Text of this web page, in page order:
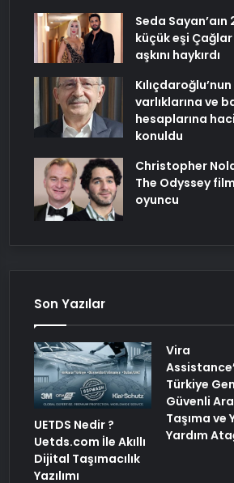
Seda Sayan’aın
küçük eşi
aşkını haykırdı
varlıklarına ve
hesaplarına
konuldu
Christopher
The Odyssey
oyuncu
Son Yazılar
UETDS Nedir ?
Uetds.com İle Akıllı
Dijital Taşımacılık
Yazılımı
Vira
Türkiye
Güvenli
Taşıma ve
Yardım